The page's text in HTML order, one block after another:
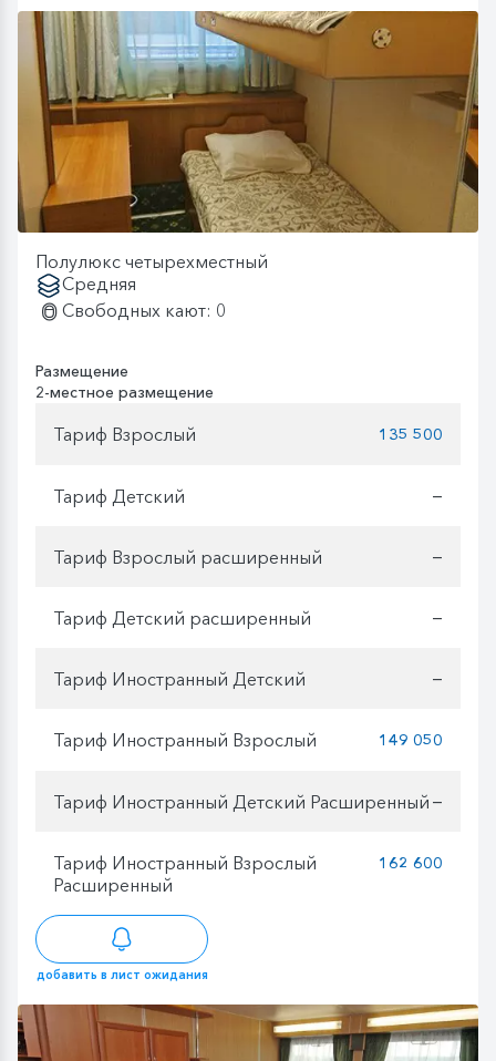
Полулюкс четырехместный
Средняя
Свободных кают: 0
Размещение
2-местное размещение
Тариф Взрослый 135 500
Тариф Детский —
Тариф Взрослый расширенный —
Тариф Детский расширенный —
Тариф Иностранный Детский —
Тариф Иностранный Взрослый 149 050
Тариф Иностранный Детский Расширенный —
Тариф Иностранный Взрослый
Расширенный
162 600
добавить в лист ожидания